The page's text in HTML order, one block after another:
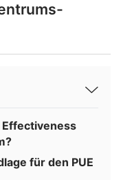
Effectiveness
für den PUE